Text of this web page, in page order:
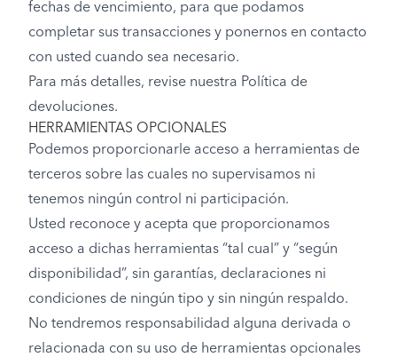
fechas de vencimiento, para que podamos
completar sus transacciones y ponernos en contacto
con usted cuando sea necesario.
Para más detalles, revise nuestra Política de
devoluciones.
HERRAMIENTAS OPCIONALES
Podemos proporcionarle acceso a herramientas de
terceros sobre las cuales no supervisamos ni
tenemos ningún control ni participación.
Usted reconoce y acepta que proporcionamos
acceso a dichas herramientas “tal cual” y “según
disponibilidad”, sin garantías, declaraciones ni
condiciones de ningún tipo y sin ningún respaldo.
No tendremos responsabilidad alguna derivada o
relacionada con su uso de herramientas opcionales